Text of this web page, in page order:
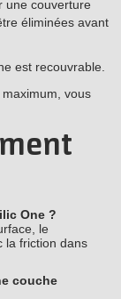
une couverture
éliminées avant
est recouvrable.
vous
One ?
le
la friction dans
couche